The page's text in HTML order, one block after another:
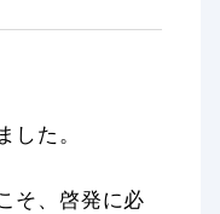
た。
そ、啓発に必